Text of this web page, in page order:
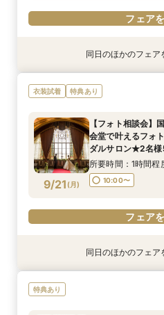
フェア
9/20(日
【大切なご家族と
財･大阪のシンボル
所要時間：1時間程
10:00〜
フェアを
同日のほかのフェア
衣装試着 特典あり
9/21 (月)
【フォト相談会】
会堂で叶えるフォ
ダルサロン★2名
所要時間：1時間程
10:00〜
フェア
【月に数日のみ】
会堂で叶う特別
同日のほかのフェア
特典あり